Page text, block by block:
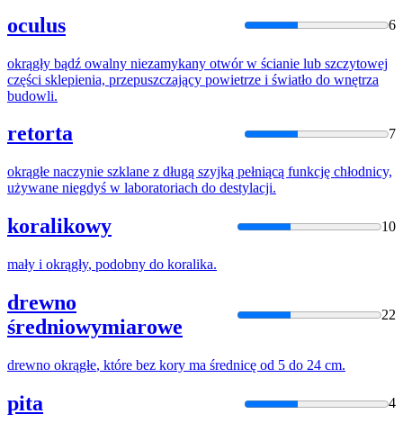
oculus 6
okrągły bądź owalny niezamykany otwór w ścianie lub szczytowej
części sklepienia, przepuszczający powietrze i światło do wnętrza
budowli.
retorta 7
okrągłe naczynie szklane z długą szyjką pełniącą funkcję chłodnicy,
używane niegdyś w laboratoriach do destylacji.
koralikowy 10
mały i okrągły, podobny do koralika.
drewno
średniowymiarowe
22
drewno okrągłe, które bez kory ma średnicę od 5 do 24 cm.
pita 4